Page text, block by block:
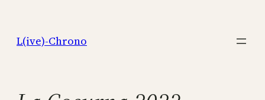
contenu
L(ive)-Chrono